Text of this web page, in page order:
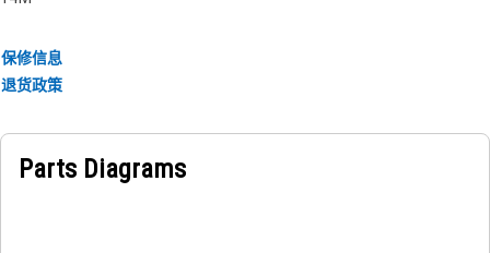
保修信息
退货政策
Parts Diagrams